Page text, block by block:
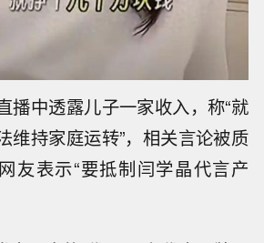
播中透露儿子一家收入，称“就
维持家庭运转”，相关言论被质
友表示“要抵制闫学晶代言产